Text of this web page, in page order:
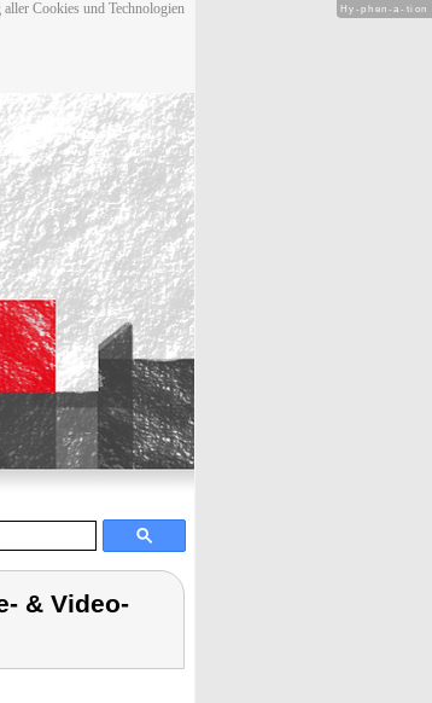
Cookies und Technologien
& Video-
Hy-phen-a-tion